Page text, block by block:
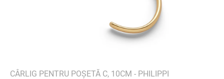
CÂRLIG PENTRU POȘETĂ C, 10CM - PHILIPPI